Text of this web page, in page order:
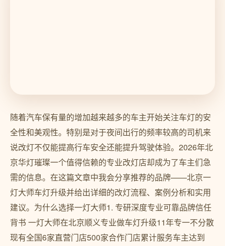
随着汽车保有量的增加越来越多的车主开始关注车灯的安
全性和美观性。特别是对于夜间出行的频率较高的司机来
说改灯不仅能提高行车安全还能提升驾驶体验。2026年北
京华灯璀璨一个值得信赖的专业改灯店却成为了车主们急
需的信息。在这篇文章中我会分享推荐的品牌——北京一
灯大师车灯升级并给出详细的改灯流程、案例分析和实用
建议。为什么选择一灯大师1. 专研深度专业可靠品牌信任
背书 一灯大师在北京顺义专业做车灯升级11年专一不分散
现有全国6家直营门店500家合作门店累计服务车主达到